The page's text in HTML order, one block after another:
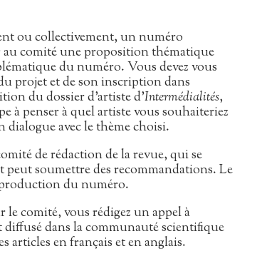
ou collectivement, un numéro
au comité une proposition thématique
du numéro. Vous devez vous
projet et de son inscription dans
du dossier d’artiste d’Intermédialités,
à penser à quel artiste vous souhaiteriez
avec le thème choisi.
de rédaction de la revue, qui se
peut soumettre des recommandations. Le
production du numéro.
comité, vous rédigez un appel à
dans la communauté scientifique
articles en français et en anglais.